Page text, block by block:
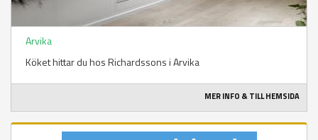
Arvika
Köket hittar du hos Richardssons i Arvika
MER INFO & TILL HEMSIDA